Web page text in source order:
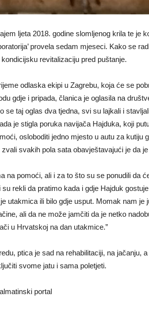
ljeta 2018. godine slomljenog krila te je
provela sedam mjeseci. Kako se
revitalizaciju pred puštanje.
odlaska ekipi u Zagrebu, koja će se
gdje i pripada, članica je oglasila na
se taj oglas dva tjedna, svi su lajkali i
je stigla poruka navijača Hajduka, koji
osloboditi jedno mjesto u autu za kutiju
svakih pola sata obavještavajući je da
na pomoći, ali i za to što su se ponudili da
su rekli da pratimo kada i gdje Hajduk
utakmica ili bilo gdje usput. Momak nam je
ali da ne može jamčiti da je netko
u Hrvatskoj na dan utakmice.”
ptica je sad na rehabilitaciji, na jačanju,
svome jatu i sama poletjeti.
portal